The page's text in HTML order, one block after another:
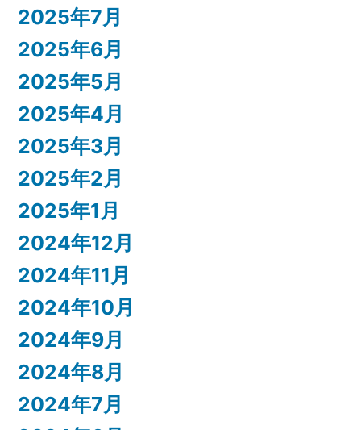
2025年7月
2025年6月
2025年5月
2025年4月
2025年3月
2025年2月
2025年1月
2024年12月
2024年11月
2024年10月
2024年9月
2024年8月
2024年7月